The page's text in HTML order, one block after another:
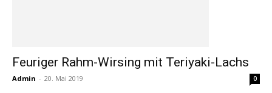
Feuriger Rahm-Wirsing mit Teriyaki-Lachs
Admin - 20. Mai 2019 0